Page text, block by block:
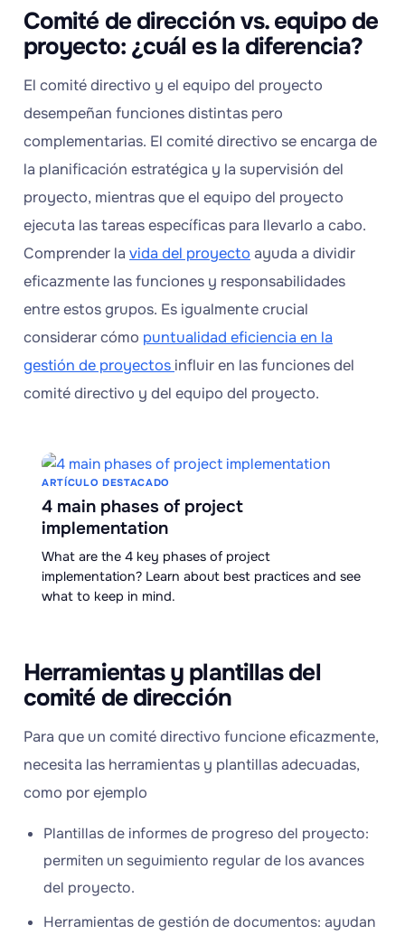
Comité de dirección vs. equipo de
proyecto: ¿cuál es la diferencia?
El comité directivo y el equipo del proyecto
desempeñan funciones distintas pero
complementarias. El comité directivo se encarga de
la planificación estratégica y la supervisión del
proyecto, mientras que el equipo del proyecto
ejecuta las tareas específicas para llevarlo a cabo.
Comprender la vida del proyecto ayuda a dividir
eficazmente las funciones y responsabilidades
entre estos grupos. Es igualmente crucial
considerar cómo puntualidad eficiencia en la
gestión de proyectos influir en las funciones del
comité directivo y del equipo del proyecto.
ARTÍCULO DESTACADO
4 main phases of project
implementation
What are the 4 key phases of project
implementation? Learn about best practices and see
what to keep in mind.
Herramientas y plantillas del
comité de dirección
Para que un comité directivo funcione eficazmente,
necesita las herramientas y plantillas adecuadas,
como por ejemplo
Plantillas de informes de progreso del proyecto:
permiten un seguimiento regular de los avances
del proyecto.
Herramientas de gestión de documentos: ayudan